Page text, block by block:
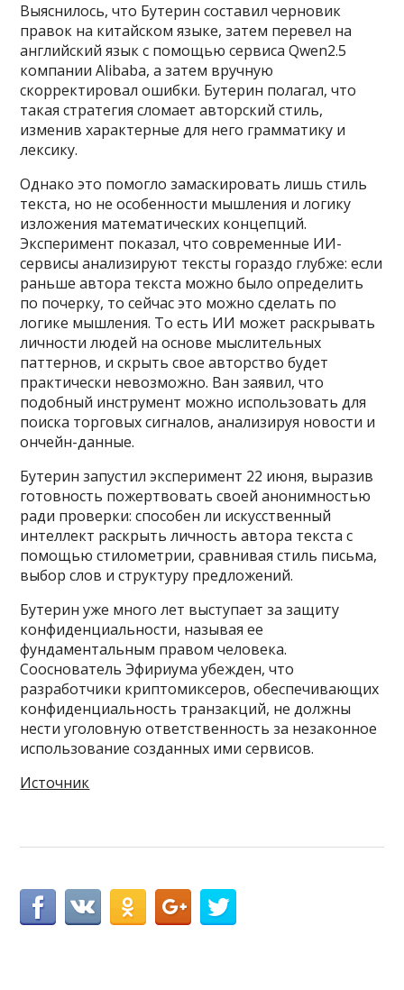
Выяснилось, что Бутерин составил черновик
правок на китайском языке, затем перевел на
английский язык с помощью сервиса Qwen2.5
компании Alibaba, а затем вручную
скорректировал ошибки. Бутерин полагал, что
такая стратегия сломает авторский стиль,
изменив характерные для него грамматику и
лексику.
Однако это помогло замаскировать лишь стиль
текста, но не особенности мышления и логику
изложения математических концепций.
Эксперимент показал, что современные ИИ-
сервисы анализируют тексты гораздо глубже: если
раньше автора текста можно было определить
по почерку, то сейчас это можно сделать по
логике мышления. То есть ИИ может раскрывать
личности людей на основе мыслительных
паттернов, и скрыть свое авторство будет
практически невозможно. Ван заявил, что
подобный инструмент можно использовать для
поиска торговых сигналов, анализируя новости и
ончейн-данные.
Бутерин запустил эксперимент 22 июня, выразив
готовность пожертвовать своей анонимностью
ради проверки: способен ли искусственный
интеллект раскрыть личность автора текста с
помощью стилометрии, сравнивая стиль письма,
выбор слов и структуру предложений.
Бутерин уже много лет выступает за защиту
конфиденциальности, называя ее
фундаментальным правом человека.
Сооснователь Эфириума убежден, что
разработчики криптомиксеров, обеспечивающих
конфиденциальность транзакций, не должны
нести уголовную ответственность за незаконное
использование созданных ими сервисов.
Источник